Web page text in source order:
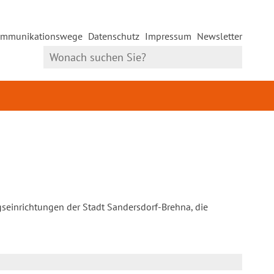
Datenschutz Impressum Newsletter
der Stadt Sandersdorf-Brehna, die